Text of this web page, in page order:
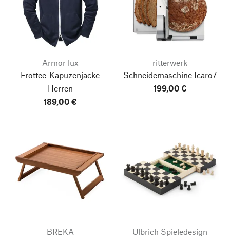
Armor lux
Frottee-Kapuzenjacke
Herren
189,00 €
ritterwerk
Schneidemaschine Icaro7
199,00 €
BREKA
Ulbrich Spieledesign